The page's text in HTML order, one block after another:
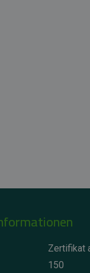
Zertifikat
150